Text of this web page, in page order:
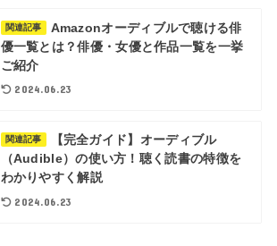
関連記事
Amazonオーディブルで聴ける俳
優一覧とは？俳優・女優と作品一覧を一挙
ご紹介
2024.06.23
関連記事
【完全ガイド】オーディブル
（Audible）の使い方！聴く読書の特徴を
わかりやすく解説
2024.06.23